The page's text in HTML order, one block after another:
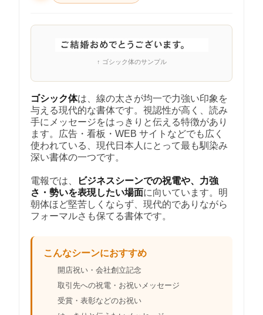
↑ ゴシック体のサンプル
ゴシック体は、線の太さが均一で力強い印象を
与える現代的な書体です。視認性が高く、読み
手にメッセージをはっきりと伝える特徴があり
ます。広告・看板・WEB サイトなどでも広く
使われている、現代日本人にとって最も馴染み
深い書体の一つです。
電報では、
ビジネスシーンでの祝電や、力強
さ・勢いを表現したい場面に向いています。明
朝体ほど堅苦しくならず、現代的でありながら
フォーマルさも保てる書体です。
こんなシーンにおすすめ
開店祝い・会社創立記念
取引先への祝電・お祝いメッセージ
受賞・表彰などのお祝い